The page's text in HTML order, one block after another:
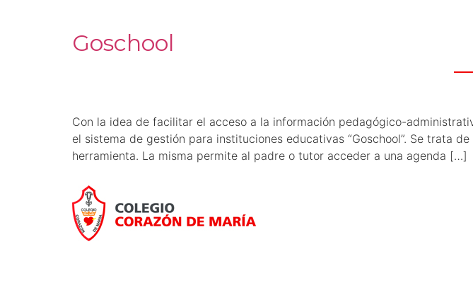
Goschool
Con la idea de facilitar el acceso a la información pedagógico-
el sistema de gestión para instituciones educativas “Goschool”. Se trata
herramienta. La misma permite al padre o tutor acceder a una agenda […]